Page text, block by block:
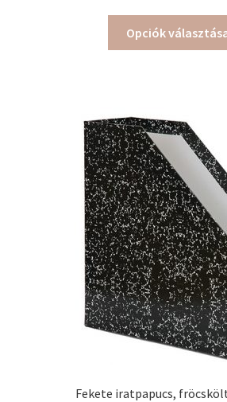
Opciók
Fekete iratpapucs,